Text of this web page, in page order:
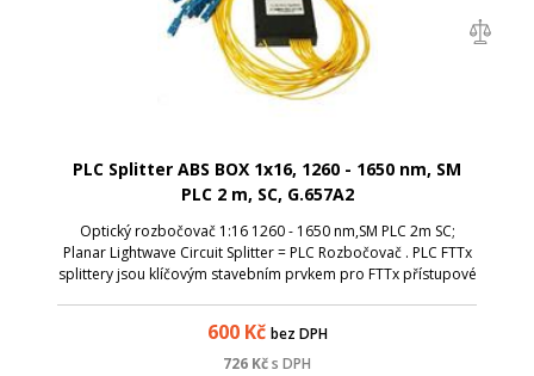
PLC Splitter ABS BOX 1x16, 1260 - 1650 nm, SM
PLC 2 m, SC, G.657A2
Optický rozbočovač 1:16 1260 - 1650 nm,SM PLC 2m SC;
Planar Lightwave Circuit Splitter = PLC Rozbočovač . PLC FTTx
splittery jsou klíčovým stavebním prvkem pro FTTx přístupové
600Kč bez DPH
726 Kčs DPH